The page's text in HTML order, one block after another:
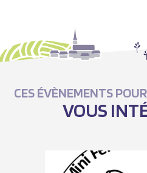
CES ÉVÈNEMENTS
VOUS